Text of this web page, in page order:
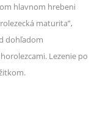
hlavnom hrebeni
maturita”,
dohľadom
Lezenie po